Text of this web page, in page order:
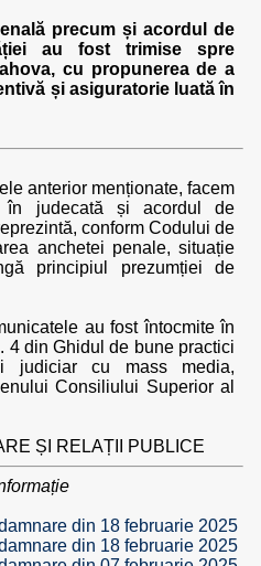
precum și acordul de
au fost trimise spre
cu propunerea de a
și asiguratorie luată în
anterior menționate, facem
în judecată și acordul de
conform Codului de
anchetei penale, situație
principiul prezumției de
au fost întocmite în
4 din Ghidul de bune practici
judiciar cu mass media,
Consiliului Superior al
ȘI RELAȚII PUBLICE
din 18 februarie 2025
din 18 februarie 2025